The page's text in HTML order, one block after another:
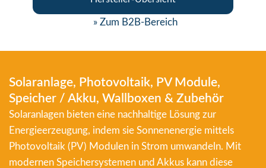
» Zum B2B-Bereich
Solaranlage, Photovoltaik, PV Module,
Speicher / Akku, Wallboxen & Zubehör
Solaranlagen bieten eine nachhaltige Lösung zur
Energieerzeugung, indem sie Sonnenenergie mittels
Photovoltaik (PV) Modulen in Strom umwandeln. Mit
modernen Speichersystemen und Akkus kann diese